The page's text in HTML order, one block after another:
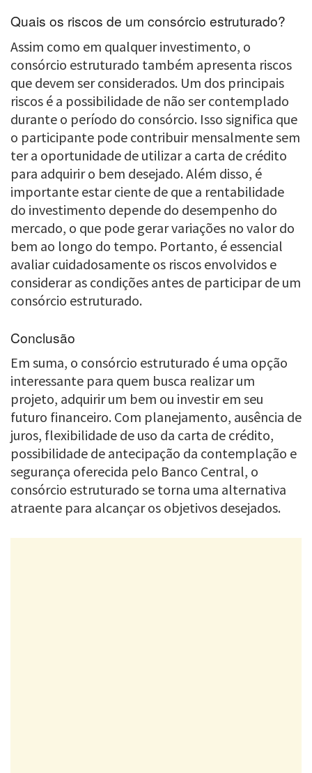
Quais os riscos de um consórcio estruturado?
Assim como em qualquer investimento, o
consórcio estruturado também apresenta riscos
que devem ser considerados. Um dos principais
riscos é a possibilidade de não ser contemplado
durante o período do consórcio. Isso significa que
o participante pode contribuir mensalmente sem
ter a oportunidade de utilizar a carta de crédito
para adquirir o bem desejado. Além disso, é
importante estar ciente de que a rentabilidade
do investimento depende do desempenho do
mercado, o que pode gerar variações no valor do
bem ao longo do tempo. Portanto, é essencial
avaliar cuidadosamente os riscos envolvidos e
considerar as condições antes de participar de um
consórcio estruturado.
Conclusão
Em suma, o consórcio estruturado é uma opção
interessante para quem busca realizar um
projeto, adquirir um bem ou investir em seu
futuro financeiro. Com planejamento, ausência de
juros, flexibilidade de uso da carta de crédito,
possibilidade de antecipação da contemplação e
segurança oferecida pelo Banco Central, o
consórcio estruturado se torna uma alternativa
atraente para alcançar os objetivos desejados.